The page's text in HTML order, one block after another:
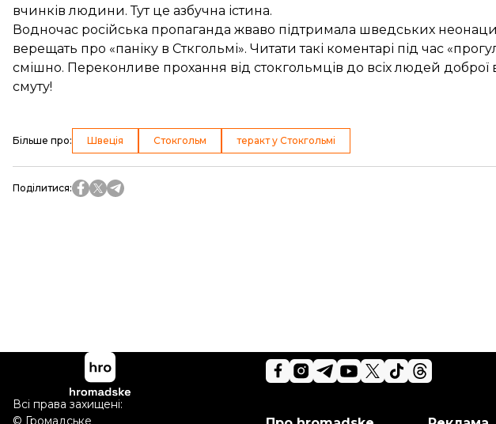
вчинків людини. Тут це азбучна істина.
Водночас російська пропаганда жваво підтримала шведських
верещать про «паніку в Сткгольмі». Читати такі коментарі під час
смішно. Переконливе прохання від стокгольмців до всіх людей доброї
смуту!
Більше про: Швеція Стокгольм теракт у Стокгольмі
Поділитися:
Всі права захищені: